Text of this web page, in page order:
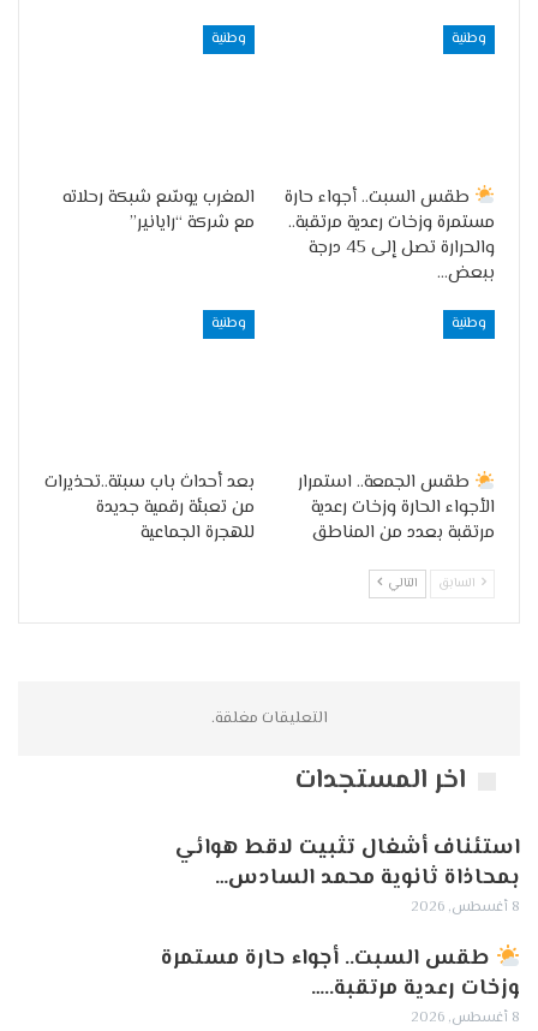
وطنية
طقس السبت.. أجواء حارة
مستمرة وزخات رعدية مرتقبة..
والحرارة تصل إلى 45 درجة
ببعض…
وطنية
المغرب يوسّع شبكة رحلاته
مع شركة “رايانير”
وطنية
طقس الجمعة.. استمرار
الأجواء الحارة وزخات رعدية
مرتقبة بعدد من المناطق
وطنية
بعد أحداث باب سبتة..تحذيرات
من تعبئة رقمية جديدة
للهجرة الجماعية
السابق التالي
التعليقات مغلقة.
اخر المستجدات
استئناف أشغال تثبيت لاقط هوائي
بمحاذاة ثانوية محمد السادس…
8 أغسطس, 2026
طقس السبت.. أجواء حارة مستمرة
وزخات رعدية مرتقبة..…
8 أغسطس, 2026